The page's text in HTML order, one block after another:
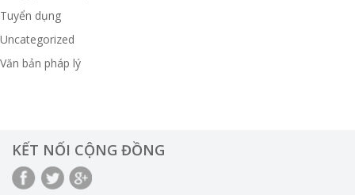
Tuyển dụng
Uncategorized
Văn bản pháp lý
KẾT NỐI CỘNG ĐỒNG